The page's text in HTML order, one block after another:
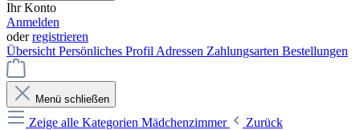
Ihr Konto
Anmelden
oderregistrieren
Übersicht Persönliches Profil Adressen Zahlungsarten Bestellungen
Menü schließen
Zeige alle Kategorien Mädchenzimmer
Zurück